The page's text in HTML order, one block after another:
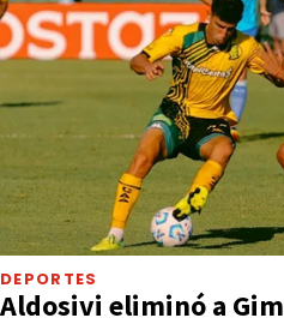
DEPORTES
Aldosivi eliminó a